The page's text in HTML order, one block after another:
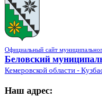
Официальный сайт
Беловский
Кемеровской области -
Наш адрес: